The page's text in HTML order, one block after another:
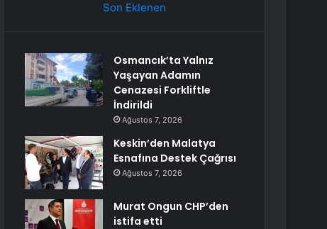
Son Eklenen
Osmancık’ta Yalnız
Yaşayan Adamın
Cenazesi Forkliftle
İndirildi
Ağustos 7, 2026
Keskin’den Malatya
Esnafına Destek Çağrısı
Ağustos 7, 2026
Murat Ongun CHP’den
istifa etti